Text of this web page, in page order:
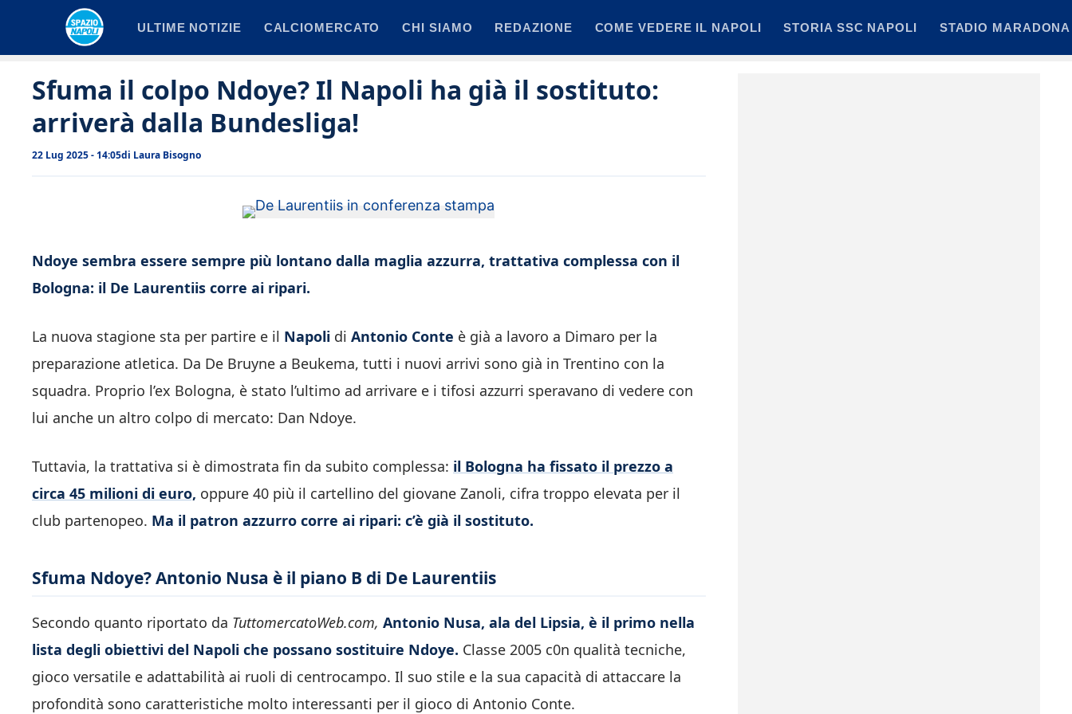
ULTIME NOTIZIE CALCIOMERCATO CHI SIAMO REDAZIONE COME VEDERE IL NAPOLI STORIA SSC NAPOLI STADIO MARADONA
Sfuma il colpo Ndoye? Il Napoli ha già il sostituto:
arriverà dalla Bundesliga!
22 Lug 2025 - 14:05di Laura Bisogno
Ndoye sembra essere sempre più lontano dalla maglia azzurra, trattativa complessa con il
Bologna: il De Laurentiis corre ai ripari.
La nuova stagione sta per partire e il Napoli di Antonio Conte è già a lavoro a Dimaro per la
preparazione atletica. Da De Bruyne a Beukema, tutti i nuovi arrivi sono già in Trentino con la
squadra. Proprio l’ex Bologna, è stato l’ultimo ad arrivare e i tifosi azzurri speravano di vedere con
lui anche un altro colpo di mercato: Dan Ndoye.
Tuttavia, la trattativa si è dimostrata fin da subito complessa: il Bologna ha fissato il prezzo a
circa 45 milioni di euro, oppure 40 più il cartellino del giovane Zanoli, cifra troppo elevata per il
club partenopeo. Ma il patron azzurro corre ai ripari: c’è già il sostituto.
Sfuma Ndoye? Antonio Nusa è il piano B di De Laurentiis
Secondo quanto riportato da TuttomercatoWeb.com, Antonio Nusa, ala del Lipsia, è il primo nella
lista degli obiettivi del Napoli che possano sostituire Ndoye. Classe 2005 c0n qualità tecniche,
gioco versatile e adattabilità ai ruoli di centrocampo. Il suo stile e la sua capacità di attaccare la
profondità sono caratteristiche molto interessanti per il gioco di Antonio Conte.